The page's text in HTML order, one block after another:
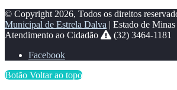
© Copyright 2026, Todos os direitos
Municipal de Estrela Dalva | Estado de
Atendimento ao Cidadão
(32) 3464-1181
Facebook
Botão Voltar ao topo